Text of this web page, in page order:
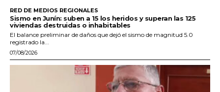
RED DE MEDIOS REGIONALES
Sismo en Junín: suben a 15 los heridos y superan las 125
viviendas destruidas o inhabitables
El balance preliminar de daños que dejó el sismo de magnitud 5.0
registrado la...
07/08/2026